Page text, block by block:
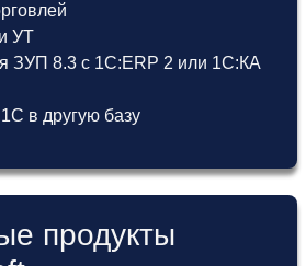
УТ
ЗУП 8.3 с 1С:ERP 2 или 1С:КА
в другую базу
продукты